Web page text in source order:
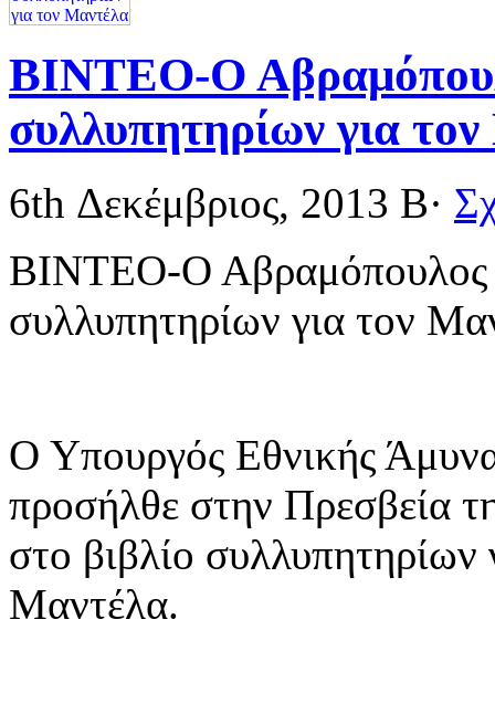
ΒΙΝΤΕΟ-Ο
συλλυπητηρίων για
6th Δεκέμβριος, 2013 Β·
ΒΙΝΤΕΟ-Ο Αβραμόπουλος
συλλυπητηρίων για τον
Ο Υπουργός Εθνικής
προσήλθε στην Πρεσβεία
στο βιβλίο
Μαντέλα.